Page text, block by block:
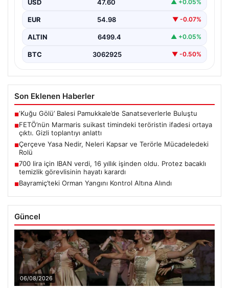
büyük endişe…
USD 47.60 ▲ +0.05%
EUR 54.98 ▼ -0.07%
ALTIN 6499.4 ▲ +0.05%
BTC 3062925 ▼ -0.50%
Son Eklenen Haberler
■‘Kuğu Gölü’ Balesi Pamukkale’de Sanatseverlerle Buluştu
■FETÖ’nün Marmaris suikast timindeki teröristin ifadesi ortaya
çıktı. Gizli toplantıyı anlattı
■Çerçeve Yasa Nedir, Neleri Kapsar ve Terörle Mücadeledeki
Rolü
■700 lira için IBAN verdi, 16 yıllık işinden oldu. Protez bacaklı
temizlik görevlisinin hayatı karardı
■Bayramiç’teki Orman Yangını Kontrol Altına Alındı
Güncel
06/08/2026